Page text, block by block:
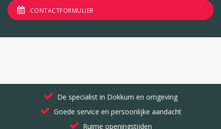
CONTACTFORMULIER
De specialist in Dokkum en omgeving
Goede service en persoonlijke aandacht
Ruime openingstijden